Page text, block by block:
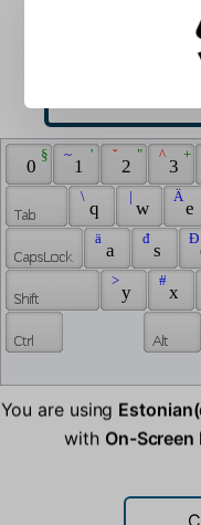
0
§
1
'
~
2
"
ˇ
3
+
^
q
\
w
|
e
Ä
a
ä
s
đ Đ
y
>
x
#
You are using
with On-